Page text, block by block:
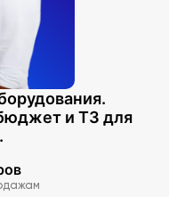
и ТЗ для